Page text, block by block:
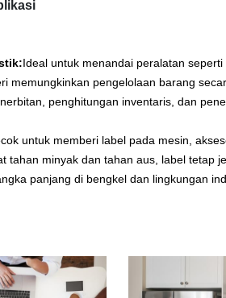
Ideal untuk menandai peralatan
memungkinkan pengelolaan barang
penghitungan inventaris, dan
untuk memberi label pada mesin,
tahan minyak dan tahan aus, label tetap
panjang di bengkel dan lingkungan